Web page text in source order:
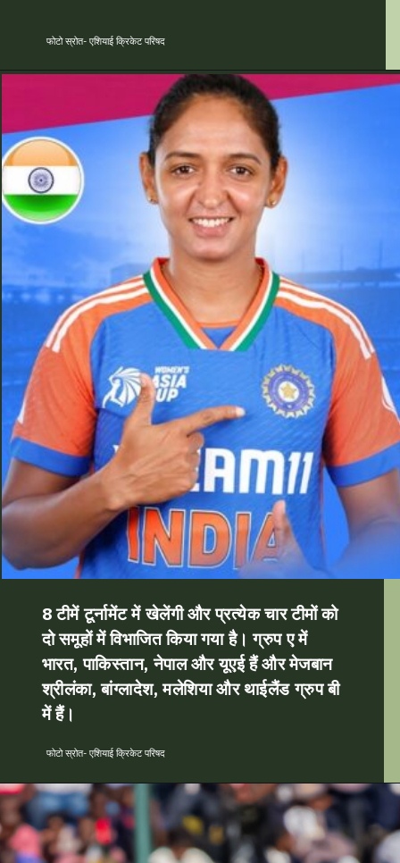
फोटो स्रोत- एशियाई क्रिकेट परिषद
फोटो स्रोत- एशियाई क्रिकेट परिषद
8 टीमें टूर्नामेंट में खेलेंगी और प्रत्येक चार टीमों को
दो समूहों में विभाजित किया गया है। ग्रुप ए में
भारत, पाकिस्तान, नेपाल और यूएई हैं और मेजबान
श्रीलंका, बांग्लादेश, मलेशिया और थाईलैंड ग्रुप बी
में हैं।